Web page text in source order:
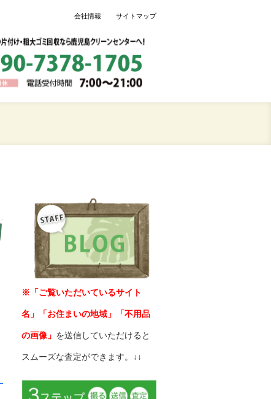
会社情報 サイトマップ
※「ご覧いただいているサイト
名」「お住まいの地域」「不用品
の画像」 を送信していただけると
スムーズな査定ができます。↓↓